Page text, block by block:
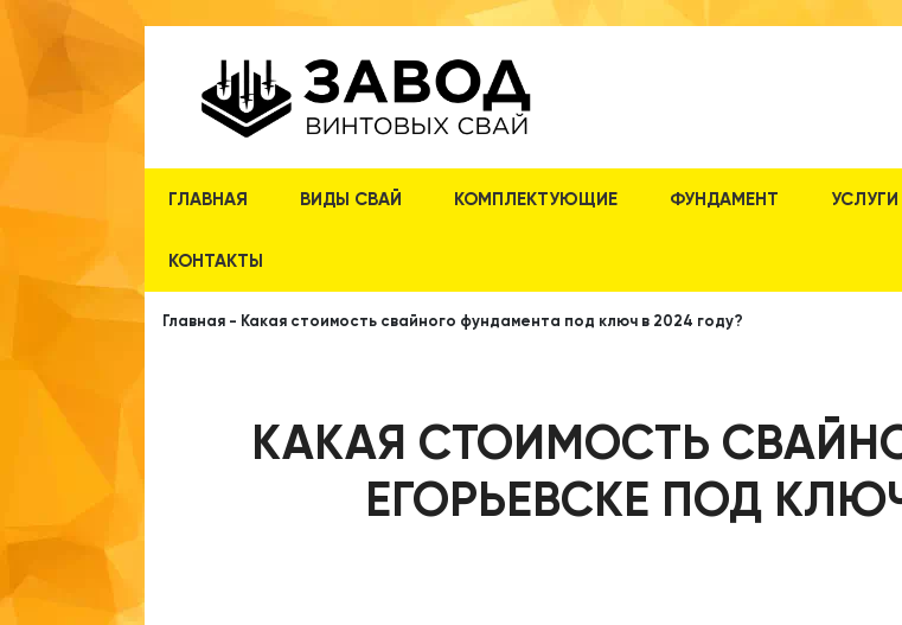
ГЛАВНАЯ ВИДЫ СВАЙ КОМПЛЕКТУЮЩИЕ ФУНДАМЕНТ УСЛУГИ
КОНТАКТЫ
Главная - Какая стоимость свайного фундамента под ключ в 2024 году?
КАКАЯ СТОИМОСТЬ
ЕГОРЬЕВСКЕ ПОД